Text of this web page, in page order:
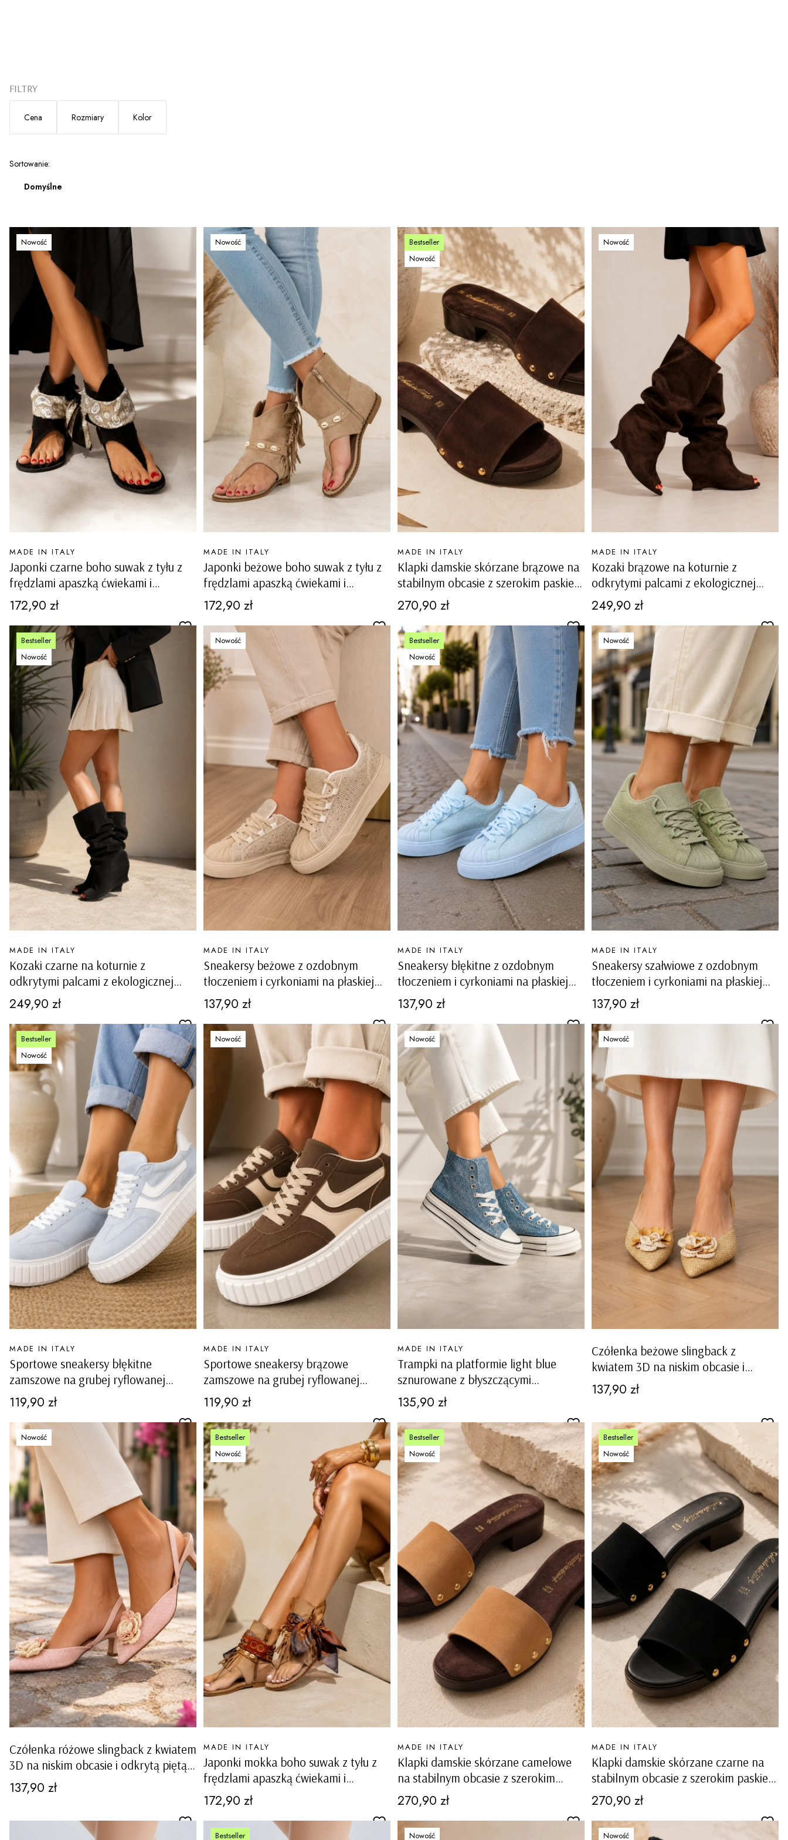
FILTRY
Cena Rozmiary Kolor
Lista produktów
Sortowanie:
Domyślne
Nowość
Japonki czarne boho suwak z tyłu z
frędzlami apaszką ćwiekami i
muszelkami Gravedona
PRODUCENT
MADE IN ITALY
Cena
172,90 zł
Nowość
Japonki beżowe boho suwak z tyłu z
frędzlami apaszką ćwiekami i
muszelkami Gravedona
PRODUCENT
MADE IN ITALY
Cena
172,90 zł
Bestseller
Nowość
Klapki damskie skórzane brązowe na
stabilnym obcasie z szerokim paskiem
Vallico
PRODUCENT
MADE IN ITALY
Cena
270,90 zł
Nowość
Kozaki brązowe na koturnie z
odkrytymi palcami z ekologicznej
skóry zamszowej Semestene
PRODUCENT
MADE IN ITALY
Cena
249,90 zł
Bestseller
Nowość
Kozaki czarne na koturnie z
odkrytymi palcami z ekologicznej
skóry zamszowej Semestene
PRODUCENT
MADE IN ITALY
Cena
249,90 zł
Nowość
Sneakersy beżowe z ozdobnym
tłoczeniem i cyrkoniami na płaskiej
podeszwie Massimino
PRODUCENT
MADE IN ITALY
Cena
137,90 zł
Bestseller
Nowość
Sneakersy błękitne z ozdobnym
tłoczeniem i cyrkoniami na płaskiej
podeszwie Massimino
PRODUCENT
MADE IN ITALY
Cena
137,90 zł
Nowość
Sneakersy szałwiowe z ozdobnym
tłoczeniem i cyrkoniami na płaskiej
podeszwie Massimino
PRODUCENT
MADE IN ITALY
Cena
137,90 zł
Bestseller
Nowość
Sportowe sneakersy błękitne
zamszowe na grubej ryflowanej
podeszwie Aranci
PRODUCENT
MADE IN ITALY
Cena
119,90 zł
Nowość
Sportowe sneakersy brązowe
zamszowe na grubej ryflowanej
podeszwie Aranci
PRODUCENT
MADE IN ITALY
Cena
119,90 zł
Nowość
Trampki na platformie light blue
sznurowane z błyszczącymi
zdobieniami Dego
PRODUCENT
MADE IN ITALY
Cena
135,90 zł
Nowość
Czółenka beżowe slingback z
kwiatem 3D na niskim obcasie i
Cena
137,90 zł
Nowość
Czółenka różowe slingback z kwiatem
3D na niskim obcasie i odkrytą piętą
Murialdo
Cena
137,90 zł
Bestseller
Nowość
Japonki mokka boho suwak z tyłu z
frędzlami apaszką ćwiekami i
muszelkami Gravedona
PRODUCENT
MADE IN ITALY
Cena
172,90 zł
Bestseller
Nowość
Klapki damskie skórzane camelowe
na stabilnym obcasie z szerokim
paskiem Vallico
PRODUCENT
MADE IN ITALY
Cena
270,90 zł
Bestseller
Nowość
Klapki damskie skórzane czarne na
stabilnym obcasie z szerokim paskiem
Vallico
PRODUCENT
MADE IN ITALY
Cena
270,90 zł
Bestseller Nowość Nowość